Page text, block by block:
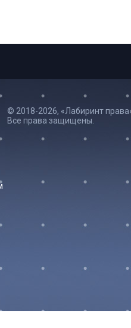
© 2018-2026, «Лабиринт
Все права защищены.